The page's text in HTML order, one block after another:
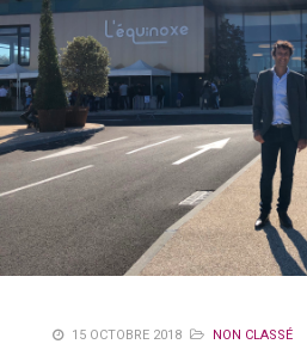
15 OCTOBRE 2018 NON CLASSÉ